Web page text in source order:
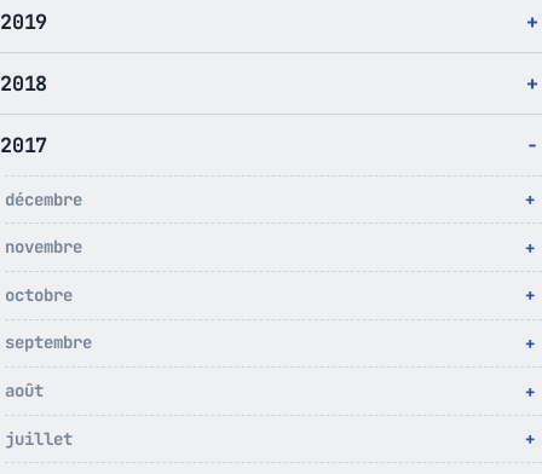
2019
2018
2017
décembre
novembre
octobre
septembre
août
juillet